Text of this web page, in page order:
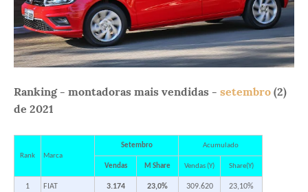
Ranking - montadoras mais vendidas - setembro (2)
de 2021
Rank Marca
Setembro Acumulado
Vendas M Share Vendas (Y) Share(Y)
1 FIAT 3.174 23,0% 309.620 23,10%